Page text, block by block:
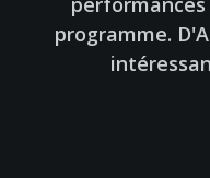
programme.